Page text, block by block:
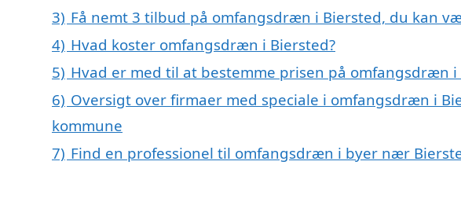
3) Få nemt 3 tilbud på omfangsdræn i Biersted, du kan
4) Hvad koster omfangsdræn i Biersted?
5) Hvad er med til at bestemme prisen på omfangsdræn i
6) Oversigt over firmaer med speciale i omfangsdræn i
kommune
7) Find en professionel til omfangsdræn i byer nær